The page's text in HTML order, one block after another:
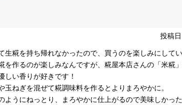
投稿
糀を持ち帰れなかったので、買うのを楽しみにしてい
を作るのが楽しみなんですが、糀屋本店さんの「米糀
しい香りが好きです！
ねぎを混ぜて糀調味料を作るとよりまろやかに。
うにねっとり、まろやかに仕上がるので美味しかった